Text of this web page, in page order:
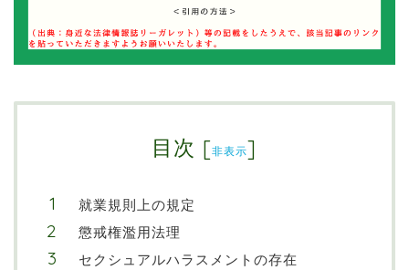
目次 [非表示]
就業規則上の規定
懲戒権濫用法理
セクシュアルハラスメントの存在